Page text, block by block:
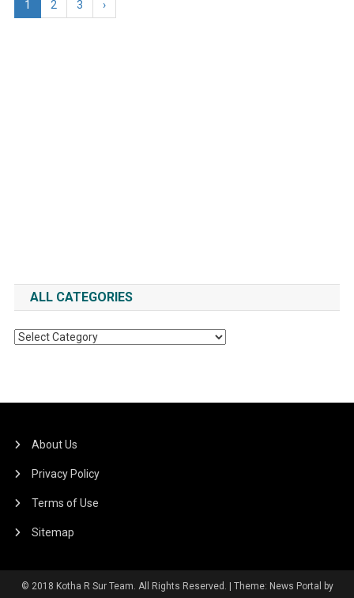
1 2 3 ›
ALL CATEGORIES
All
About Us
Privacy Policy
Terms of Use
Sitemap
© 2018 Kotha R Sur Team. All Rights Reserved.
Theme: News Portal by